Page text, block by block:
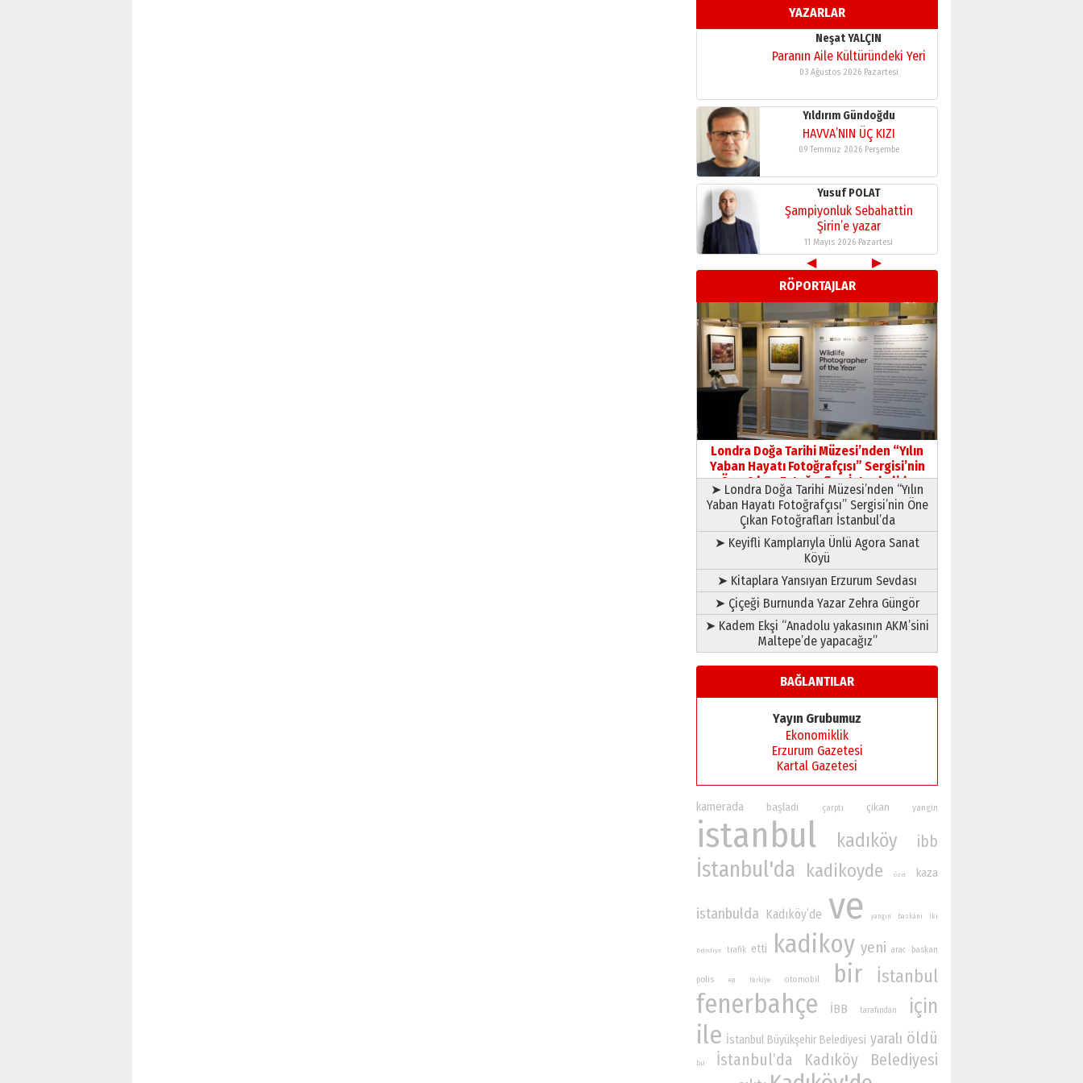
YAZARLAR
Paranın Aile Kültüründeki Yeri
03 Ağustos 2026 Pazartesi
Yıldırım Gündoğdu
HAVVA’NIN ÜÇ KIZI
09 Temmuz 2026 Perşembe
Yusuf POLAT
Şampiyonluk Sebahattin
Şirin’e yazar
11 Mayıs 2026 Pazartesi
Neşat YALÇIN
Paranın Aile Kültüründeki Yeri
03 Ağustos 2026 Pazartesi
Yıldırım Gündoğdu
HAVVA’NIN ÜÇ KIZI
09 Temmuz 2026 Perşembe
Yusuf POLAT
Şampiyonluk Sebahattin
Şirin’e yazar
11 Mayıs 2026 Pazartesi
◀
▶
RÖPORTAJLAR
Londra Doğa Tarihi Müzesi’nden “Yılın
Yaban Hayatı Fotoğrafçısı” Sergisi’nin
Öne Çıkan Fotoğrafları İstanbul’da
➤ Londra Doğa Tarihi Müzesi’nden “Yılın
Yaban Hayatı Fotoğrafçısı” Sergisi’nin Öne
Çıkan Fotoğrafları İstanbul’da
➤ Keyifli Kamplarıyla Ünlü Agora Sanat
Köyü
➤ Kitaplara Yansıyan Erzurum Sevdası
➤ Çiçeği Burnunda Yazar Zehra Güngör
➤ Kadem Ekşi “Anadolu yakasının AKM’sini
Maltepe’de yapacağız”
BAĞLANTILAR
Yayın Grubumuz
Ekonomiklik
Erzurum Gazetesi
Kartal Gazetesi
kamerada başladı çarptı çıkan yangin
istanbul kadıköy ibb
İstanbul'da kadikoyde özel kaza
istanbulda Kadıköy’de ve yangın baskani iki
Belediye trafik etti kadikoy yeni arac baskan
polis en turkiye otomobil bir İstanbul
fenerbahçe İBB tarafından için
ile İstanbul Büyükşehir Belediyesi yaralı öldü
bu İstanbul’da Kadıköy Belediyesi